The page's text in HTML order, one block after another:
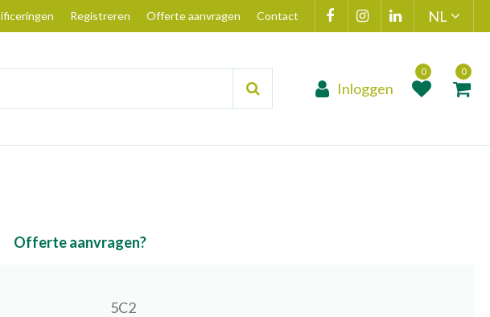
Registreren Offerte aanvragen Contact
Inloggen
Offerte aanvragen?
5C2